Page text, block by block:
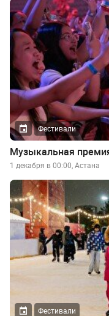
Фестивали
Музыкальная
1 декабря в 00:00, Астана
Фестивали